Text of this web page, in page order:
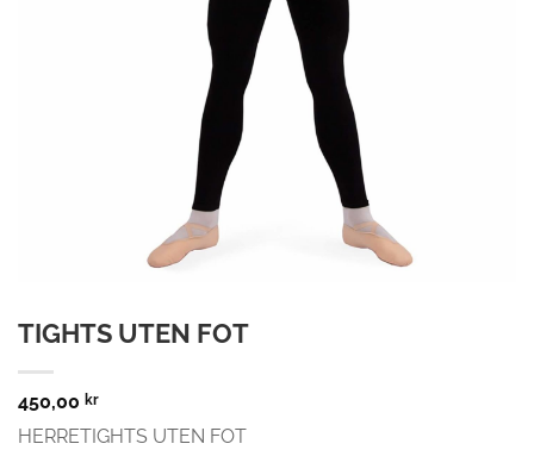
TIGHTS UTEN FOT
450,00 kr
HERRETIGHTS UTEN FOT